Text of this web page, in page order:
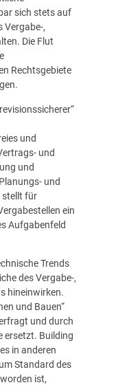
sich stets auf
Vergabe-,
Die Flut
Rechtsgebiete
und
und
und
und
stellt für
ein
Aufgabenfeld
Trends
des Vergabe-,
hineinwirken.
und Bauen“
und durch
ersetzt. Building
in anderen
Standard des
ist,